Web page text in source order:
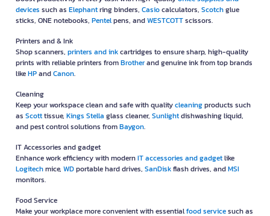
devices such as Elephantring binders, Casiocalculators, Scotchglue
sticks, ONE notebooks, Pentelpens, andWESTCOTTscissors.
Printers and & Ink
Shop scanners, printers and inkcartridges to ensure sharp, high-quality
prints with reliable printers fromBrotherand genuine ink from top brands
likeHPandCanon.
Cleaning
Keep your workspace clean and safe with qualitycleaningproducts such
as Scotttissue, Kings Stella glass cleaner, Sunlightdishwashing liquid,
and pest control solutions fromBaygon.
IT Accessories and gadget
Enhance work efficiency with modernIT accessories and gadgetlike
Logitechmice, WDportable hard drives, SanDiskflash drives, andMSI
monitors.
Food Service
Make your workplace more convenient with essentialfood servicesuch as